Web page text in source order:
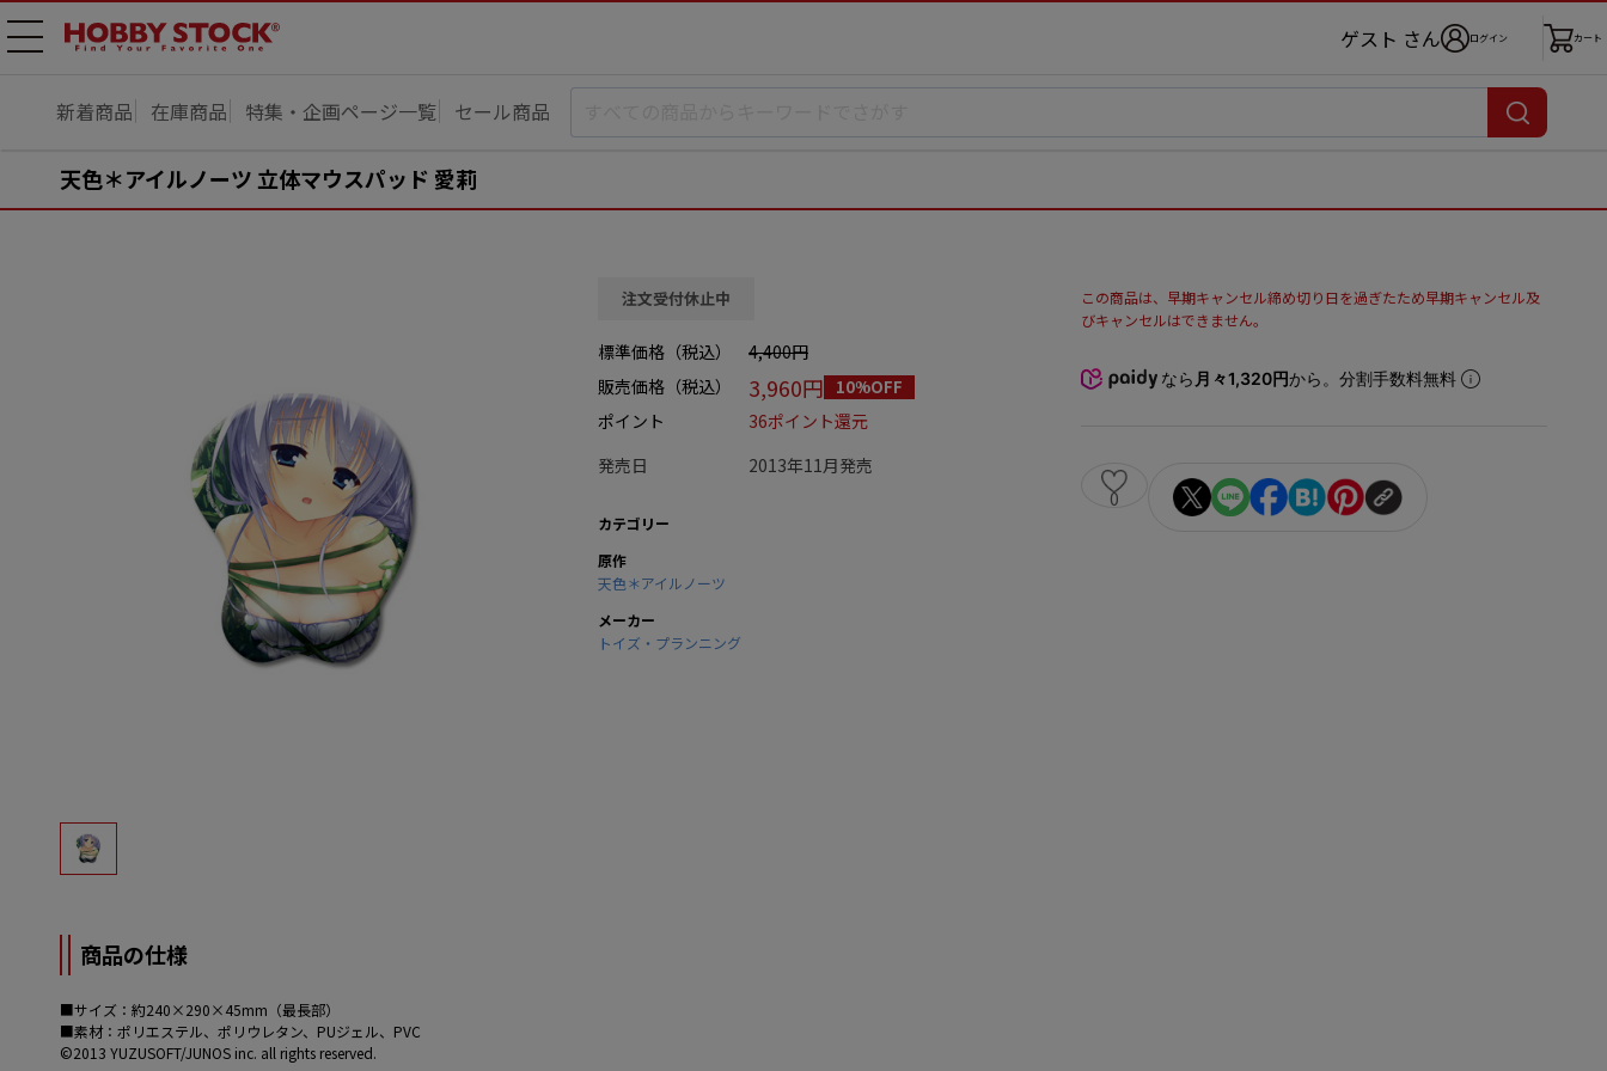
メニ
ゲスト さん ログイン カート
新着商品 在庫商品 特集・企画ページ一覧 セール商品
天色＊アイルノーツ 立体マウスパッド 愛莉
注文受付休止中
標準価格（税込）
4,400円
販売価格（税込）
3,960円 10%OFF
ポイント
36ポイント還元
発売日
2013年11月発売
カテゴリー
原作
天色＊アイルノーツ
メーカー
トイズ・プランニング
この商品は、早期キャンセル締め切り日を過ぎたため早期キャンセル及
びキャンセルはできません。
なら 月々1,320円から。分割手数料無料
0
商品の仕様
■サイズ：約240×290×45mm（最長部）
■素材：ポリエステル、ポリウレタン、PUジェル、PVC
©2013 YUZUSOFT/JUNOS inc. all rights reserved.